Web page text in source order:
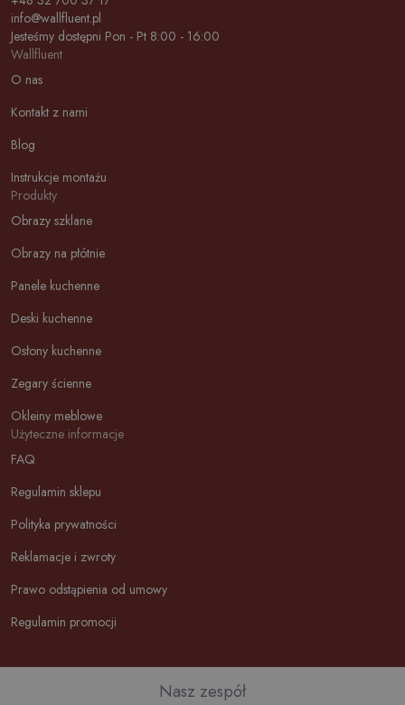
info@wallfluent.pl
Jesteśmy dostępni Pon - Pt 8:00 - 16:00
Wallfluent
O nas
Kontakt z nami
Blog
Instrukcje montażu
Produkty
Obrazy szklane
Obrazy na płótnie
Panele kuchenne
Deski kuchenne
Osłony kuchenne
Zegary ścienne
Okleiny meblowe
Użyteczne informacje
FAQ
Regulamin sklepu
Polityka prywatności
Reklamacje i zwroty
Prawo odstąpienia od umowy
Regulamin promocji
Nasz zespół